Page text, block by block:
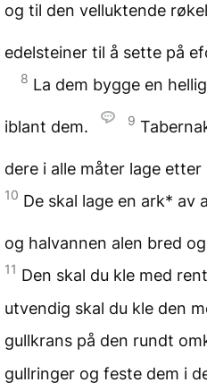
og til den velluktende
edelsteiner til å sette på
8 La dem bygge en
iblant dem. 9
dere i alle måter lage
10 De skal lage en ark* av
og halvannen alen bred
11 Den skal du kle med
utvendig skal du kle den
gullkrans på den rundt
gullringer og feste dem i